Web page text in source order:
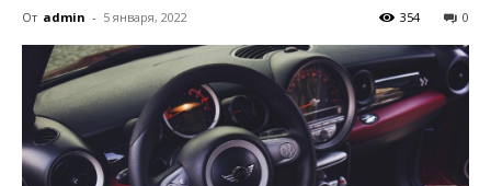
От admin - 5 января, 2022 0
354